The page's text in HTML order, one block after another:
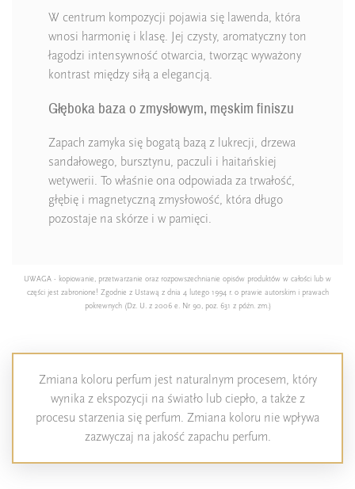
W centrum kompozycji pojawia się lawenda, która
wnosi harmonię i klasę. Jej czysty, aromatyczny ton
łagodzi intensywność otwarcia, tworząc wyważony
kontrast między siłą a elegancją.
Głęboka baza o zmysłowym, męskim finiszu
Zapach zamyka się bogatą bazą z lukrecji, drzewa
sandałowego, bursztynu, paczuli i haitańskiej
wetywerii. To właśnie ona odpowiada za trwałość,
głębię i magnetyczną zmysłowość, która długo
pozostaje na skórze i w pamięci.
UWAGA - kopiowanie, przetwarzanie oraz rozpowszechnianie opisów produktów w całości lub w
części jest zabronione! Zgodnie z Ustawą z dnia 4 lutego 1994 r. o prawie autorskim i prawach
pokrewnych (Dz. U. z 2006 e. Nr 90, poz. 631 z późn. zm.)
Zmiana koloru perfum jest naturalnym procesem, który
wynika z ekspozycji na światło lub ciepło, a także z
procesu starzenia się perfum. Zmiana koloru nie wpływa
zazwyczaj na jakość zapachu perfum.